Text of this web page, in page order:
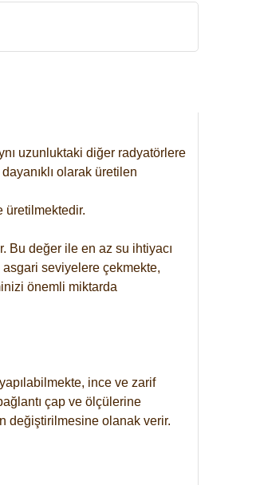
uzunluktaki diğer radyatörlere
olarak üretilen
üretilmektedir.
Bu değer ile en az su ihtiyacı
asgari seviyelere çekmekte,
önemli miktarda
ince ve zarif
çap ve ölçülerine
değiştirilmesine olanak verir.